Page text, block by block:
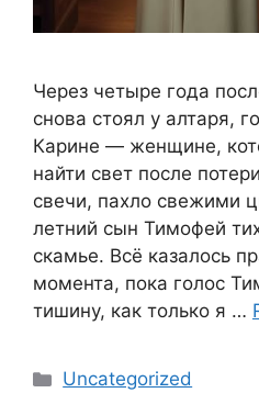
Через четыре года
снова стоял у алтаря,
Карине — женщине,
найти свет после
свечи, пахло свежими
летний сын Тимофей
скамье. Всё казалось
момента, пока голос
тишину, как только я …
Categories
Uncategorized